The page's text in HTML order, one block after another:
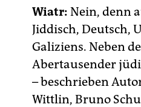
Wiatr: Nein, denn
Jiddisch, Deutsch,
Galiziens. Neben
Abertausender
– beschrieben
Wittlin, Bruno